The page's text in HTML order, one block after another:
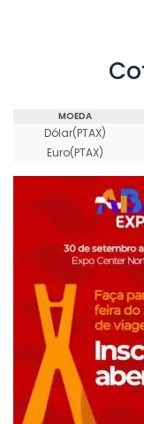
MOEDA
Dólar(PTAX)
Euro(PTAX)